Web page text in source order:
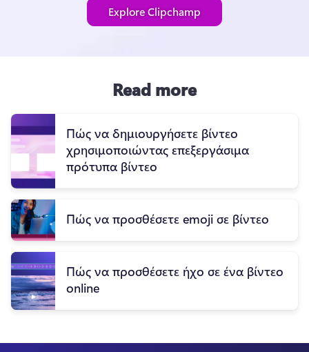
Explore Clipchamp
Read more
Πώς να δημιουργήσετε βίντεο
χρησιμοποιώντας επεξεργάσιμα
πρότυπα βίντεο
Πώς να προσθέσετε emoji σε βίντεο
Πώς να προσθέσετε ήχο σε ένα βίντεο
online